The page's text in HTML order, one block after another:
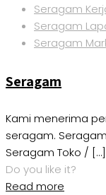
Seragam
Seragam
Seragam
Seragam
Kami menerima
seragam.
Seragam Toko / […]
Do you like it?
Read more